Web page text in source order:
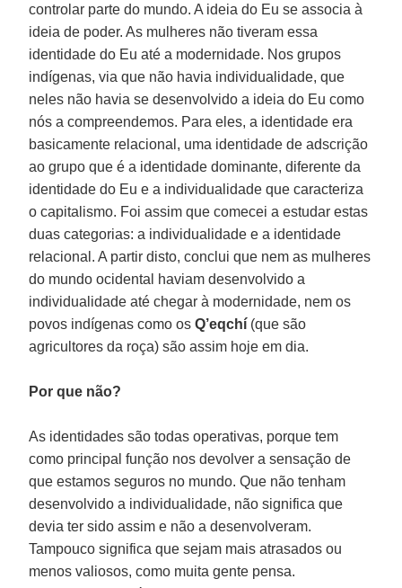
controlar parte do mundo. A ideia do Eu se associa à
ideia de poder. As mulheres não tiveram essa
identidade do Eu até a modernidade. Nos grupos
indígenas, via que não havia individualidade, que
neles não havia se desenvolvido a ideia do Eu como
nós a compreendemos. Para eles, a identidade era
basicamente relacional, uma identidade de adscrição
ao grupo que é a identidade dominante, diferente da
identidade do Eu e a individualidade que caracteriza
o capitalismo. Foi assim que comecei a estudar estas
duas categorias: a individualidade e a identidade
relacional. A partir disto, conclui que nem as mulheres
do mundo ocidental haviam desenvolvido a
individualidade até chegar à modernidade, nem os
povos indígenas como osQ’eqchí (que são
agricultores da roça) são assim hoje em dia.
Por que não?
As identidades são todas operativas, porque tem
como principal função nos devolver a sensação de
que estamos seguros no mundo. Que não tenham
desenvolvido a individualidade, não significa que
devia ter sido assim e não a desenvolveram.
Tampouco significa que sejam mais atrasados ou
menos valiosos, como muita gente pensa.